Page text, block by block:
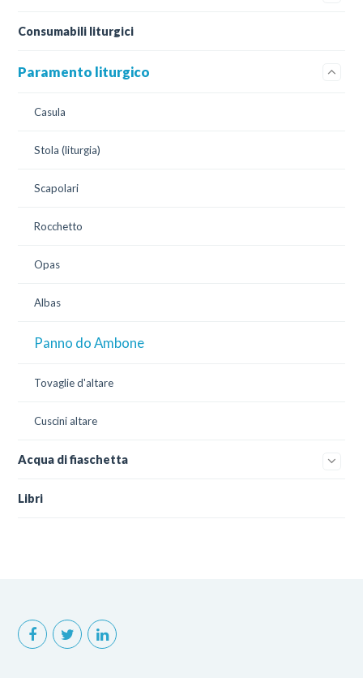
Consumabili liturgici
Paramento liturgico
Casula
Stola (liturgia)
Scapolari
Rocchetto
Opas
Albas
Panno do Ambone
Tovaglie d'altare
Cuscini altare
Acqua di fiaschetta
Libri